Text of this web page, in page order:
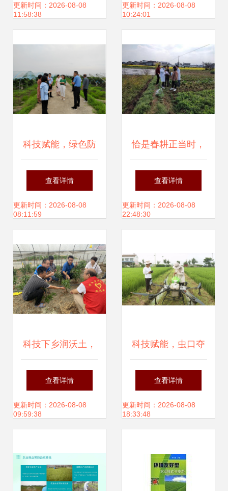
日“专家进农田”系
更新时间：2026-08-08
11:58:38
淮北市杜集区开展
动
更新时间：2026-08-08
10:24:01
科技赋能，绿色防
控——现代农业病
虫害防治新实践
查看详情
更新时间：2026-08-08
08:11:59
恰是春耕正当时，
科学防治护丰年
——记农业病虫害
查看详情
更新时间：2026-08-08
22:48:30
科技下乡润沃土，
精准防治助振兴
——市科技局农业
实
查看详情
更新时间：2026-08-08
09:59:38
科技赋能，虫口夺
粮 筑牢水稻丰收的
绿色防线
查看详情
更新时间：2026-08-08
18:33:48